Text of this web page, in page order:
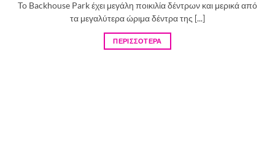
To Backhouse Park έχει μεγάλη ποικιλία δέντρων και μερικά από
τα μεγαλύτερα ώριμα δέντρα της [...]
ΠΕΡΙΣΣΟΤΕΡΑ